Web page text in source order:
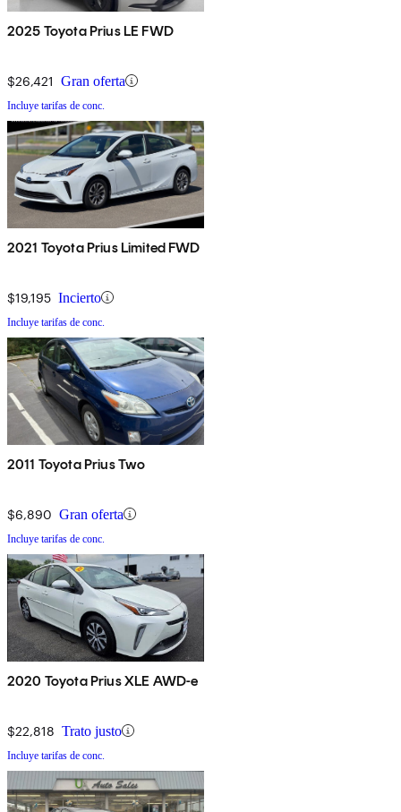
2025 Toyota Prius LE FWD
$26,421 Gran oferta
Incluye tarifas de conc.
2021 Toyota Prius Limited FWD
$19,195 Incierto
Incluye tarifas de conc.
2011 Toyota Prius Two
$6,890 Gran oferta
Incluye tarifas de conc.
2020 Toyota Prius XLE AWD-e
$22,818 Trato justo
Incluye tarifas de conc.